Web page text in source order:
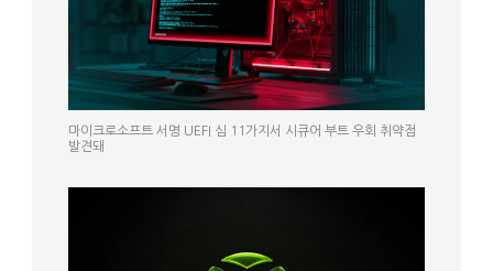
마이크로소프트 서명 UEFI 심 11가지서 시큐어 부트 우회 취약점
발견돼